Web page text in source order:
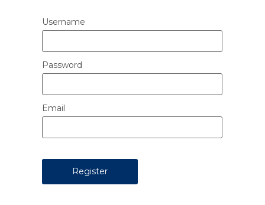
Username
Password
Email